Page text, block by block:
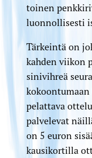
toinen
luonnollisesti
Tärkeintä on
kahden viikon
sinivihreä
kokoontumaan
pelattava
palvelevat
on 5 euron
kausikortilla